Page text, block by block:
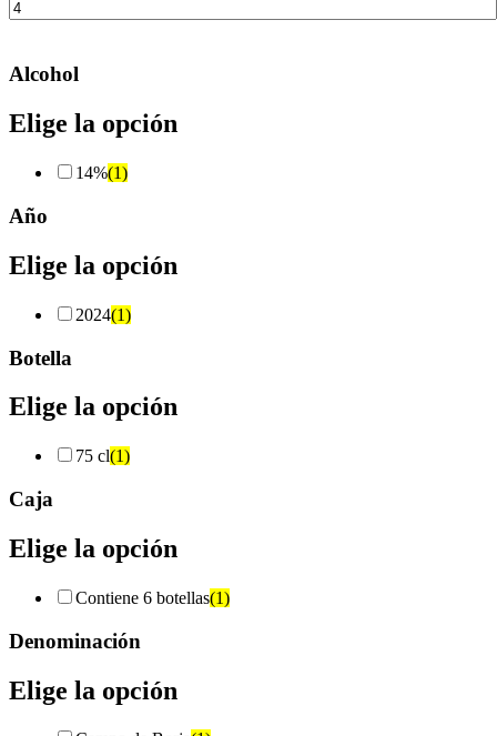
Alcohol
Elige la opción
14%(1)
Año
Elige la opción
2024(1)
Botella
Elige la opción
75 cl(1)
Caja
Elige la opción
Contiene 6 botellas(1)
Denominación
Elige la opción